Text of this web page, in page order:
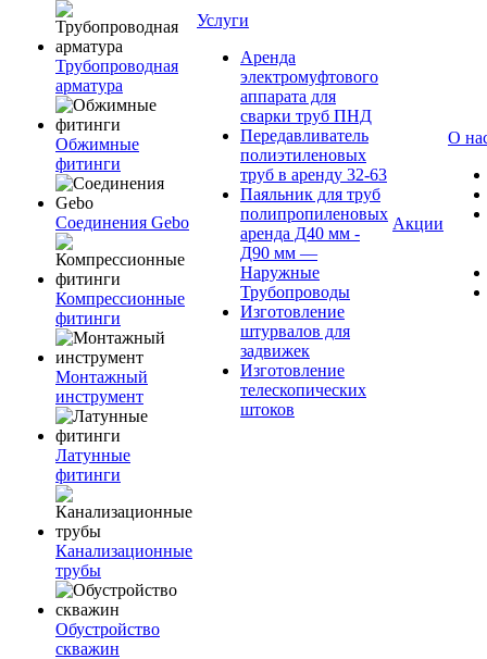
Трубопроводная
арматура
Обжимные
фитинги
Соединения Gebo
Компрессионные
фитинги
Монтажный
инструмент
Латунные
фитинги
Канализационные
трубы
Обустройство
скважин
Услуги
Аренда
электромуфтового
аппарата для
сварки труб ПНД
Передавливатель
полиэтиленовых
труб в аренду 32-63
Паяльник для труб
полипропиленовых
аренда Д40 мм -
Д90 мм —
Наружные
Трубопроводы
Изготовление
штурвалов для
задвижек
Изготовление
телескопических
штоков
Акции
О